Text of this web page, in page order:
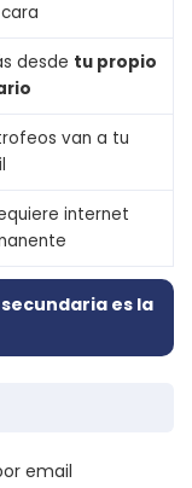
desde tu propio
van a tu
internet
es la
email